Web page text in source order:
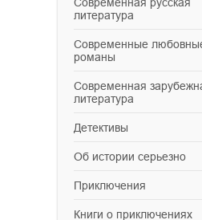
литература
современные любовные
романы
современная зарубежная
литература
детективы
об истории серьезно
приключения
книги о приключениях